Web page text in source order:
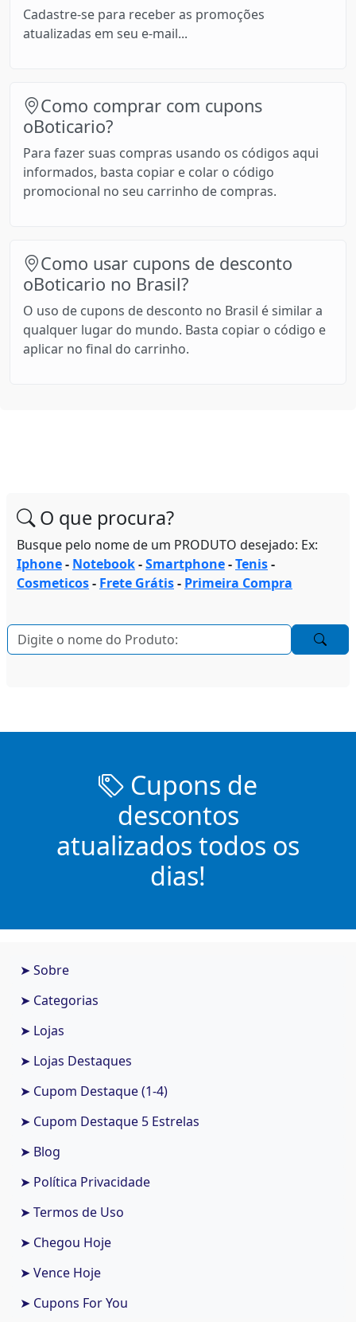
Cadastre-se para receber as promoções
atualizadas em seu e-mail...
Como comprar com cupons
oBoticario?
Para fazer suas compras usando os códigos aqui
informados, basta copiar e colar o código
promocional no seu carrinho de compras.
Como usar cupons de desconto
oBoticario no Brasil?
O uso de cupons de desconto no Brasil é similar a
qualquer lugar do mundo. Basta copiar o código e
aplicar no final do carrinho.
O que procura?
Busque pelo nome de um PRODUTO desejado: Ex:
Iphone- Notebook-Smartphone-Tenis-
Cosmeticos- Frete Grátis- Primeira Compra
Cupons de
descontos
atualizados todos os
dias!
➤ Sobre
➤ Categorias
➤ Lojas
➤ Lojas Destaques
➤ Cupom Destaque (1-4)
➤ Cupom Destaque 5 Estrelas
➤ Blog
➤ Política Privacidade
➤ Termos de Uso
➤ Chegou Hoje
➤ Vence Hoje
➤ Cupons For You